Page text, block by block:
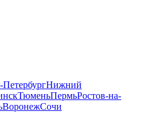
Нижний
ТюменьПермьРостов-на-
ВоронежСочи